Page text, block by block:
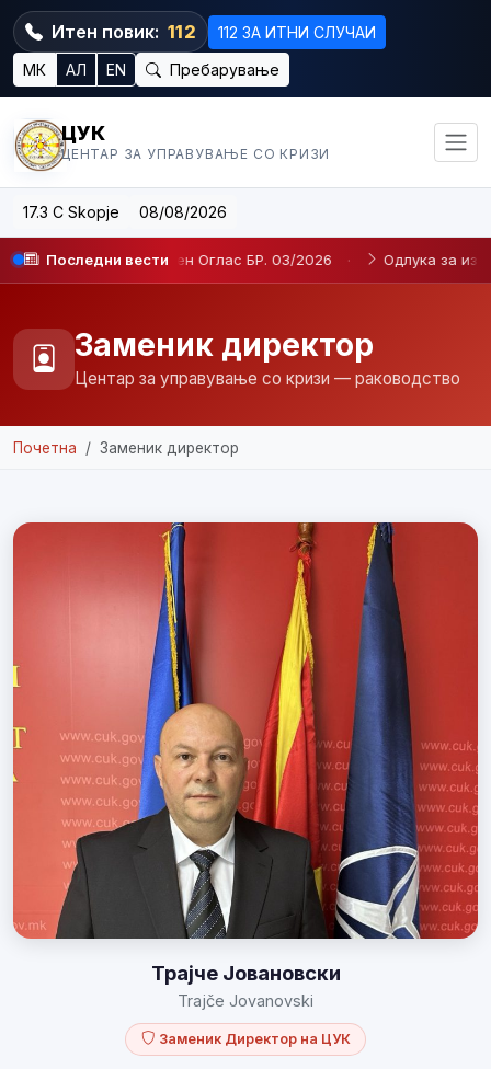
Итен повик: 112 112 ЗА ИТНИ СЛУЧАИ
МК АЛ EN Пребарување
ЦУК
ЦЕНТАР ЗА УПРАВУВАЊЕ СО КРИЗИ
17.3 C Skopje 08/08/2026
Последни вести
· Јавен Оглас БР. 03/2026 · Одлука за избор и одлука
Заменик директор
Центар за управување со кризи — раководство
Почетна Заменик директор
Трајче Јовановски
Trajče Jovanovski
Заменик Директор на ЦУК